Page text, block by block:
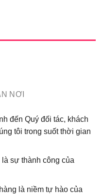
NƠI
đến Quý đối tác, khách
tôi trong suốt thời gian
sự thành công của
là niềm tự hào của